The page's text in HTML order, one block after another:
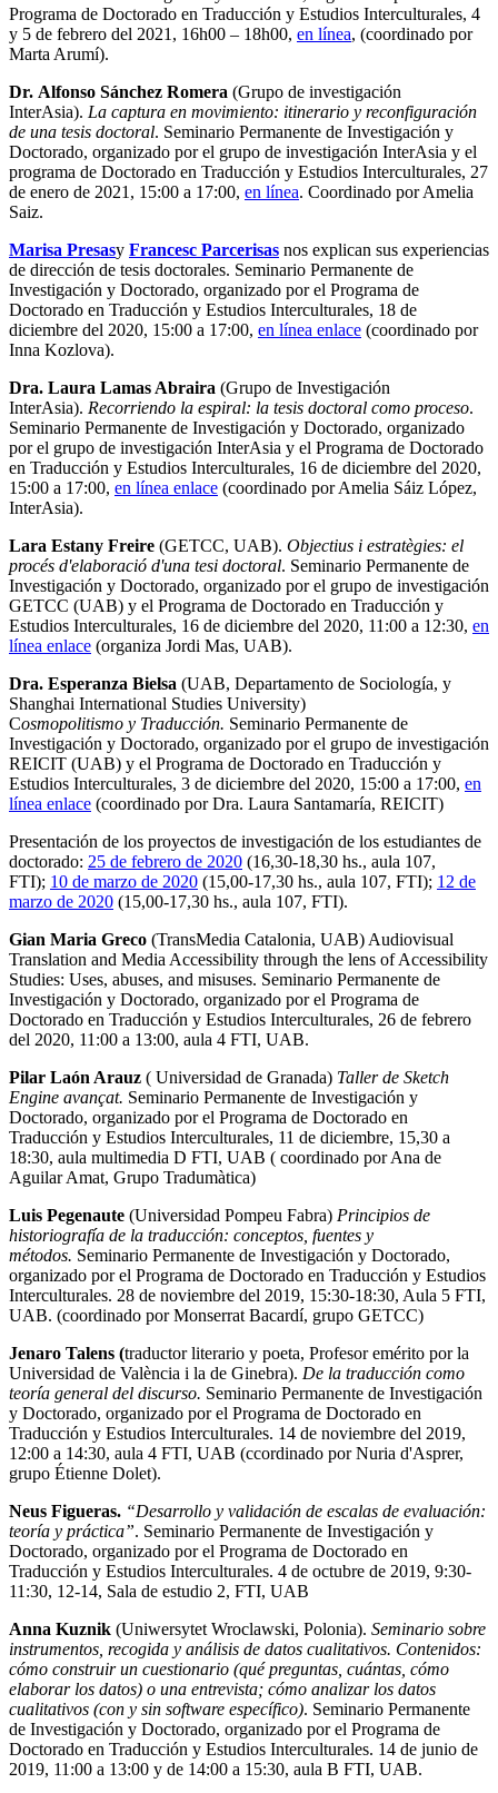
Programa de Doctorado en Traducción y Estudios Interculturales, 4
y 5 de febrero del 2021, 16h00 – 18h00, en línea, (coordinado por
Marta Arumí).
Dr. Alfonso Sánchez Romera (Grupo de investigación
InterAsia). La captura en movimiento: itinerario y reconfiguración
de una tesis doctoral. Seminario Permanente de Investigación y
Doctorado, organizado por el grupo de investigación InterAsia y el
programa de Doctorado en Traducción y Estudios Interculturales, 27
de enero de 2021, 15:00 a 17:00, en línea. Coordinado por Amelia
Saiz.
Marisa Presasy Francesc Parcerisas nos explican sus experiencias
de dirección de tesis doctorales. Seminario Permanente de
Investigación y Doctorado, organizado por el Programa de
Doctorado en Traducción y Estudios Interculturales, 18 de
diciembre del 2020, 15:00 a 17:00, en línea enlace (coordinado por
Inna Kozlova).
Dra. Laura Lamas Abraira (Grupo de Investigación
InterAsia). Recorriendo la espiral: la tesis doctoral como proceso.
Seminario Permanente de Investigación y Doctorado, organizado
por el grupo de investigación InterAsia y el Programa de Doctorado
en Traducción y Estudios Interculturales, 16 de diciembre del 2020,
15:00 a 17:00, en línea enlace (coordinado por Amelia Sáiz López,
InterAsia).
Lara Estany Freire (GETCC, UAB). Objectius i estratègies: el
procés d'elaboració d'una tesi doctoral. Seminario Permanente de
Investigación y Doctorado, organizado por el grupo de investigación
GETCC (UAB) y el Programa de Doctorado en Traducción y
Estudios Interculturales, 16 de diciembre del 2020, 11:00 a 12:30, en
línea enlace (organiza Jordi Mas, UAB).
Dra. Esperanza Bielsa (UAB, Departamento de Sociología, y
Shanghai International Studies University)
Cosmopolitismo y Traducción. Seminario Permanente de
Investigación y Doctorado, organizado por el grupo de investigación
REICIT (UAB) y el Programa de Doctorado en Traducción y
Estudios Interculturales, 3 de diciembre del 2020, 15:00 a 17:00, en
línea enlace (coordinado por Dra. Laura Santamaría, REICIT)
Presentación de los proyectos de investigación de los estudiantes de
doctorado: 25 de febrero de 2020 (16,30-18,30 hs., aula 107,
FTI); 10 de marzo de 2020 (15,00-17,30 hs., aula 107, FTI); 12 de
marzo de 2020 (15,00-17,30 hs., aula 107, FTI).
Gian Maria Greco (TransMedia Catalonia, UAB) Audiovisual
Translation and Media Accessibility through the lens of Accessibility
Studies: Uses, abuses, and misuses. Seminario Permanente de
Investigación y Doctorado, organizado por el Programa de
Doctorado en Traducción y Estudios Interculturales, 26 de febrero
del 2020, 11:00 a 13:00, aula 4 FTI, UAB.
Pilar Laón Arauz ( Universidad de Granada) Taller de Sketch
Engine avançat. Seminario Permanente de Investigación y
Doctorado, organizado por el Programa de Doctorado en
Traducción y Estudios Interculturales, 11 de diciembre, 15,30 a
18:30, aula multimedia D FTI, UAB ( coordinado por Ana de
Aguilar Amat, Grupo Tradumàtica)
Luis Pegenaute (Universidad Pompeu Fabra) Principios de
historiografía de la traducción: conceptos, fuentes y
métodos. Seminario Permanente de Investigación y Doctorado,
organizado por el Programa de Doctorado en Traducción y Estudios
Interculturales. 28 de noviembre del 2019, 15:30-18:30, Aula 5 FTI,
UAB. (coordinado por Monserrat Bacardí, grupo GETCC)
Jenaro Talens (traductor literario y poeta, Profesor emérito por la
Universidad de València i la de Ginebra). De la traducción como
teoría general del discurso. Seminario Permanente de Investigación
y Doctorado, organizado por el Programa de Doctorado en
Traducción y Estudios Interculturales. 14 de noviembre del 2019,
12:00 a 14:30, aula 4 FTI, UAB (ccordinado por Nuria d'Asprer,
grupo Étienne Dolet).
Neus Figueras. “Desarrollo y validación de escalas de evaluación:
teoría y práctica”. Seminario Permanente de Investigación y
Doctorado, organizado por el Programa de Doctorado en
Traducción y Estudios Interculturales. 4 de octubre de 2019, 9:30-
11:30, 12-14, Sala de estudio 2, FTI, UAB
Anna Kuznik (Uniwersytet Wroclawski, Polonia). Seminario sobre
instrumentos, recogida y análisis de datos cualitativos. Contenidos:
cómo construir un cuestionario (qué preguntas, cuántas, cómo
elaborar los datos) o una entrevista; cómo analizar los datos
cualitativos (con y sin software específico). Seminario Permanente
de Investigación y Doctorado, organizado por el Programa de
Doctorado en Traducción y Estudios Interculturales. 14 de junio de
2019, 11:00 a 13:00 y de 14:00 a 15:30, aula B FTI, UAB.